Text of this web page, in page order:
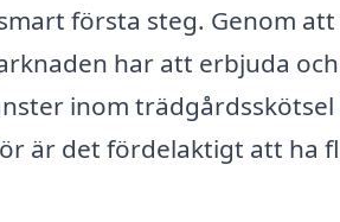
första steg. Genom att
har att erbjuda
inom trädgårdsskötsel
är det fördelaktigt att ha